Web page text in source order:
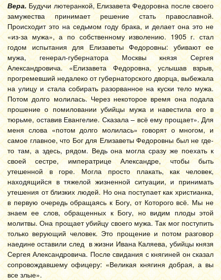
Вера. Будучи лютеранкой, Елизавета Федоровна после своего
замужества принимает решение стать православной.
Происходит это на седьмом году брака, и делает она это не
«из-за мужа», а по собственному изволению. 1905 г. стал
годом испытания для Елизаветы Федоровны: убивают ее
мужа, генерал-губернатора Москвы князя Сергея
Александровича. «Елизавета Федоровна, услышав взрыв,
прогремевший недалеко от губернаторского дворца, выбежала
на улицу и стала собирать разорванное на куски тело мужа.
Потом долго молилась. Через некоторое время она подала
прошение о помиловании убийцы мужа и навестила его в
тюрьме, оставив Евангелие. Сказала – всё ему прощает». Для
меня слова «потом долго молилась» говорят о многом, и
самое главное, что Бог для Елизаветы Федоровны был не где-
то там, а здесь, рядом. Ведь она могла сразу же поехать к
своей сестре, императрице Александре, чтобы быть
утешенной в горе. Могла просто плакать, как человек,
находящийся в тяжелой жизненной ситуации, и принимать
утешения от близких людей. Но она поступает как христианка,
в первую очередь обращаясь к Богу, от Которого всё. Мы не
знаем ее слов, обращенных к Богу, но видим плоды этой
молитвы. Она прощает убийцу своего мужа. Так мог поступить
только верующий человек. Это прощение и потом разговор
наедине оставили след в жизни Ивана Каляева, убийцы князя
Сергея Александровича. После свидания с княгиней он сказал
сопровождавшему офицеру: «Великая княгиня добрая, а вы
все злые».